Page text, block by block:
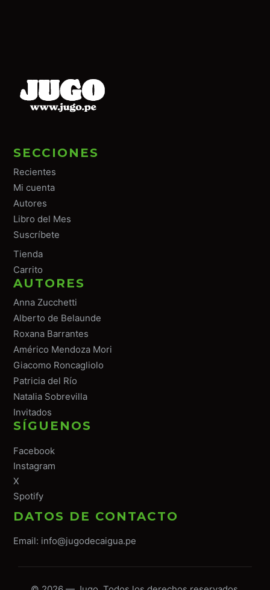
SECCIONES
Recientes
Mi cuenta
Autores
Libro del Mes
Suscríbete
Tienda
Carrito
AUTORES
Anna Zucchetti
Alberto de Belaunde
Roxana Barrantes
Américo Mendoza Mori
Giacomo Roncagliolo
Patricia del Río
Natalia Sobrevilla
Invitados
SÍGUENOS
Facebook
Instagram
X
Spotify
DATOS DE CONTACTO
Email: info@jugodecaigua.pe